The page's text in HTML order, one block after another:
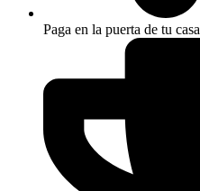
Paga en la puerta de tu casa